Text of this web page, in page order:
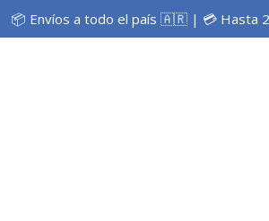
📦 Envíos a todo el país 🇦🇷 | 💳 Hasta